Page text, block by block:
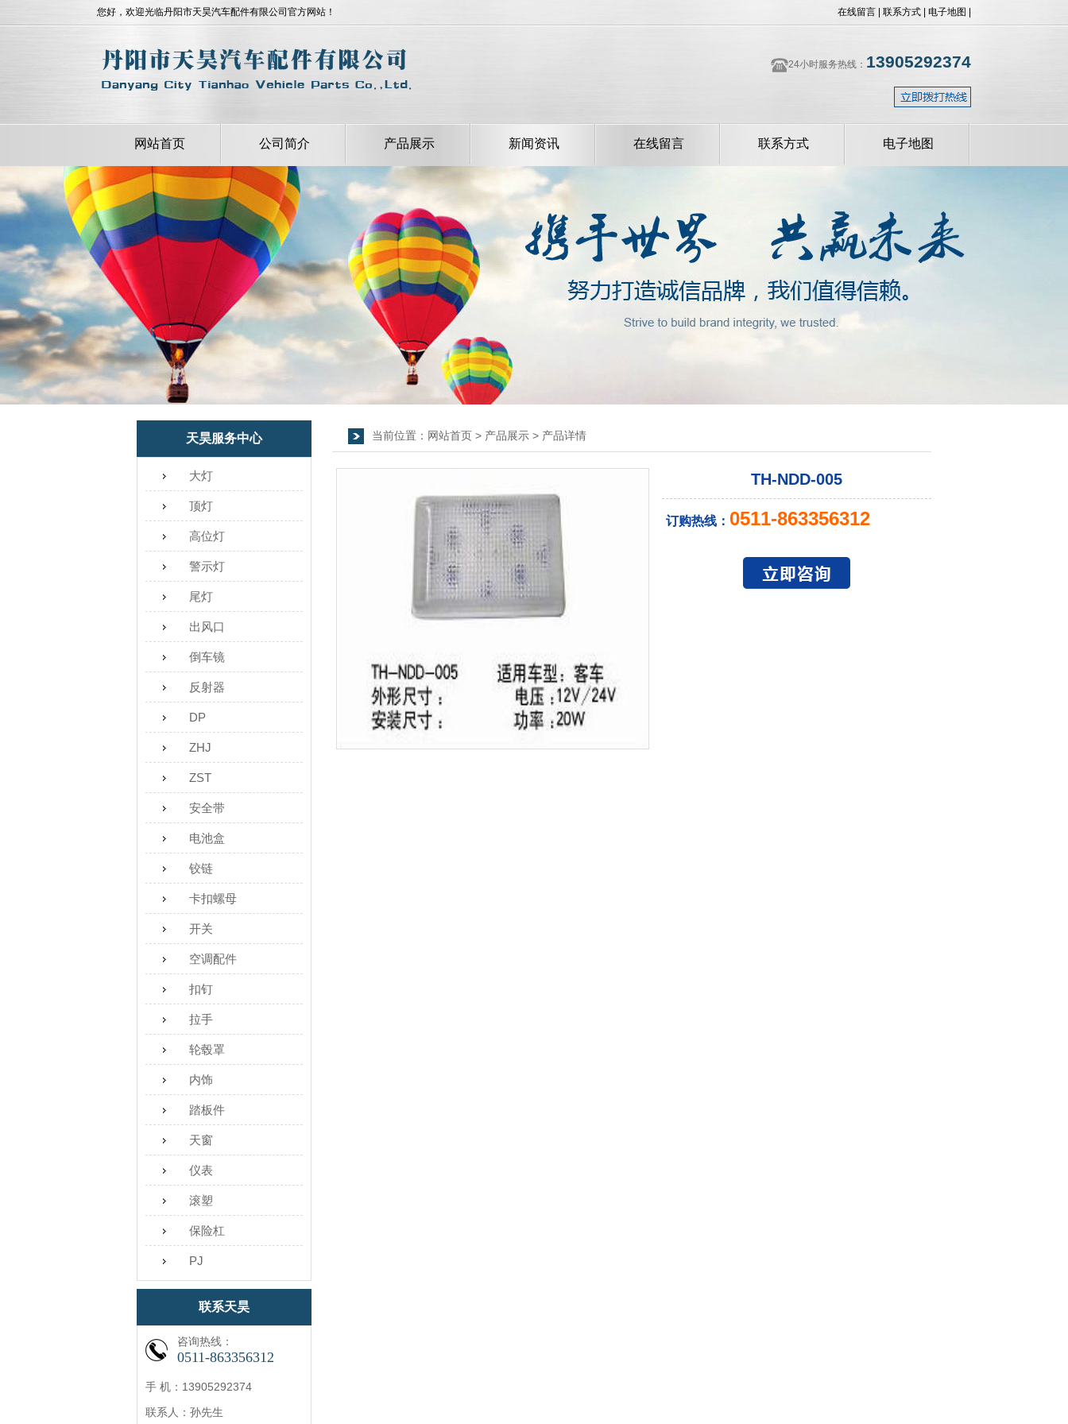
您好，欢迎光临丹阳市天昊汽车配件有限公司官方网站！ 在线留言 联系方式 电子地图
24小时服务热线： 13905292374
网站首页 公司简介 产品展示 新闻资讯 在线留言 联系方式 电子地图
天昊服务中心
大灯
顶灯
高位灯
警示灯
尾灯
出风口
倒车镜
反射器
DP
ZHJ
ZST
安全带
电池盒
铰链
卡扣螺母
开关
空调配件
扣钉
拉手
轮毂罩
内饰
踏板件
天窗
仪表
滚塑
保险杠
PJ
联系天昊
咨询热线：
0511-863356312
手 机：13905292374
联系人：孙先生
当前位置： 网站首页 > 产品展示 > 产品详情
TH-NDD-005
订购热线： 0511-863356312